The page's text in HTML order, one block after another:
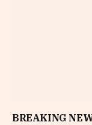
BREAKING